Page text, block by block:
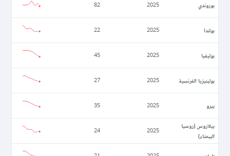
بوروندي 2025
82
بولندا 2025
22
بوليفيا 2025
45
بولينيزيا الفرنسية 2025
27
بيرو 2025
35
بيلاروس (روسيا
البيضاء)
2025
24